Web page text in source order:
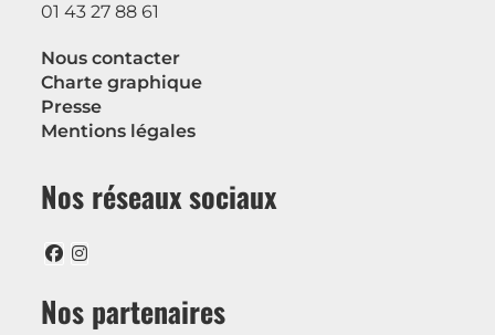
01 43 27 88 61
Nous contacter
Charte graphique
Presse
Mentions légales
Nos réseaux sociaux
Nos partenaires